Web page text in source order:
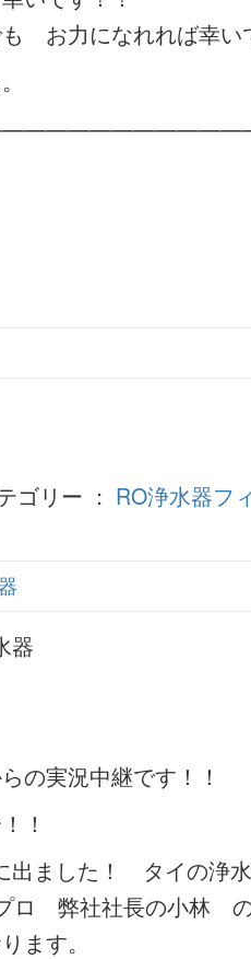
お力になれれば幸い
リー ： RO浄水器フ
器
の実況中継です！！
！
ました！ タイの浄水
弊社社長の小林 の
ます。